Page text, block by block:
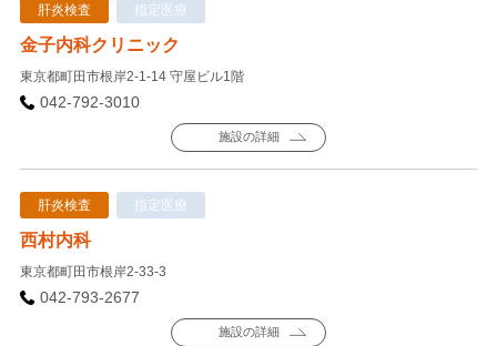
肝炎検査 指定医療
金子内科クリニック
東京都町田市根岸2-1-14 守屋ビル1階
042-792-3010
施設の詳細
肝炎検査 指定医療
西村内科
東京都町田市根岸2-33-3
042-793-2677
施設の詳細